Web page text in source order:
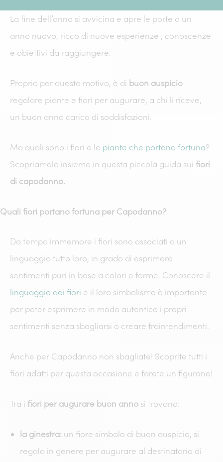
La fine dell’anno si avvicina e apre le porte a un
anno nuovo, ricco di nuove esperienze , conoscenze
e obiettivi da raggiungere.
Proprio per questo motivo, è di buon auspicio
regalare piante e fiori per augurare, a chi li riceve,
un buon anno carico di soddisfazioni.
Ma quali sono i fiori e le piante che portano fortuna?
Scopriamolo insieme in questa piccola guida sui fiori
di capodanno.
Quali fiori portano fortuna per Capodanno?
Da tempo immemore i fiori sono associati a un
linguaggio tutto loro, in grado di esprimere
sentimenti puri in base a colori e forme. Conoscere il
linguaggio dei fiori e il loro simbolismo è importante
per poter esprimere in modo autentico i propri
sentimenti senza sbagliarsi o creare fraintendimenti.
Anche per Capodanno non sbagliate! Scoprite tutti i
fiori adatti per questa occasione e farete un figurone!
Tra i fiori per augurare buon anno si trovano:
la ginestra: un fiore simbolo di buon auspicio, si
regala in genere per augurare al destinatario di